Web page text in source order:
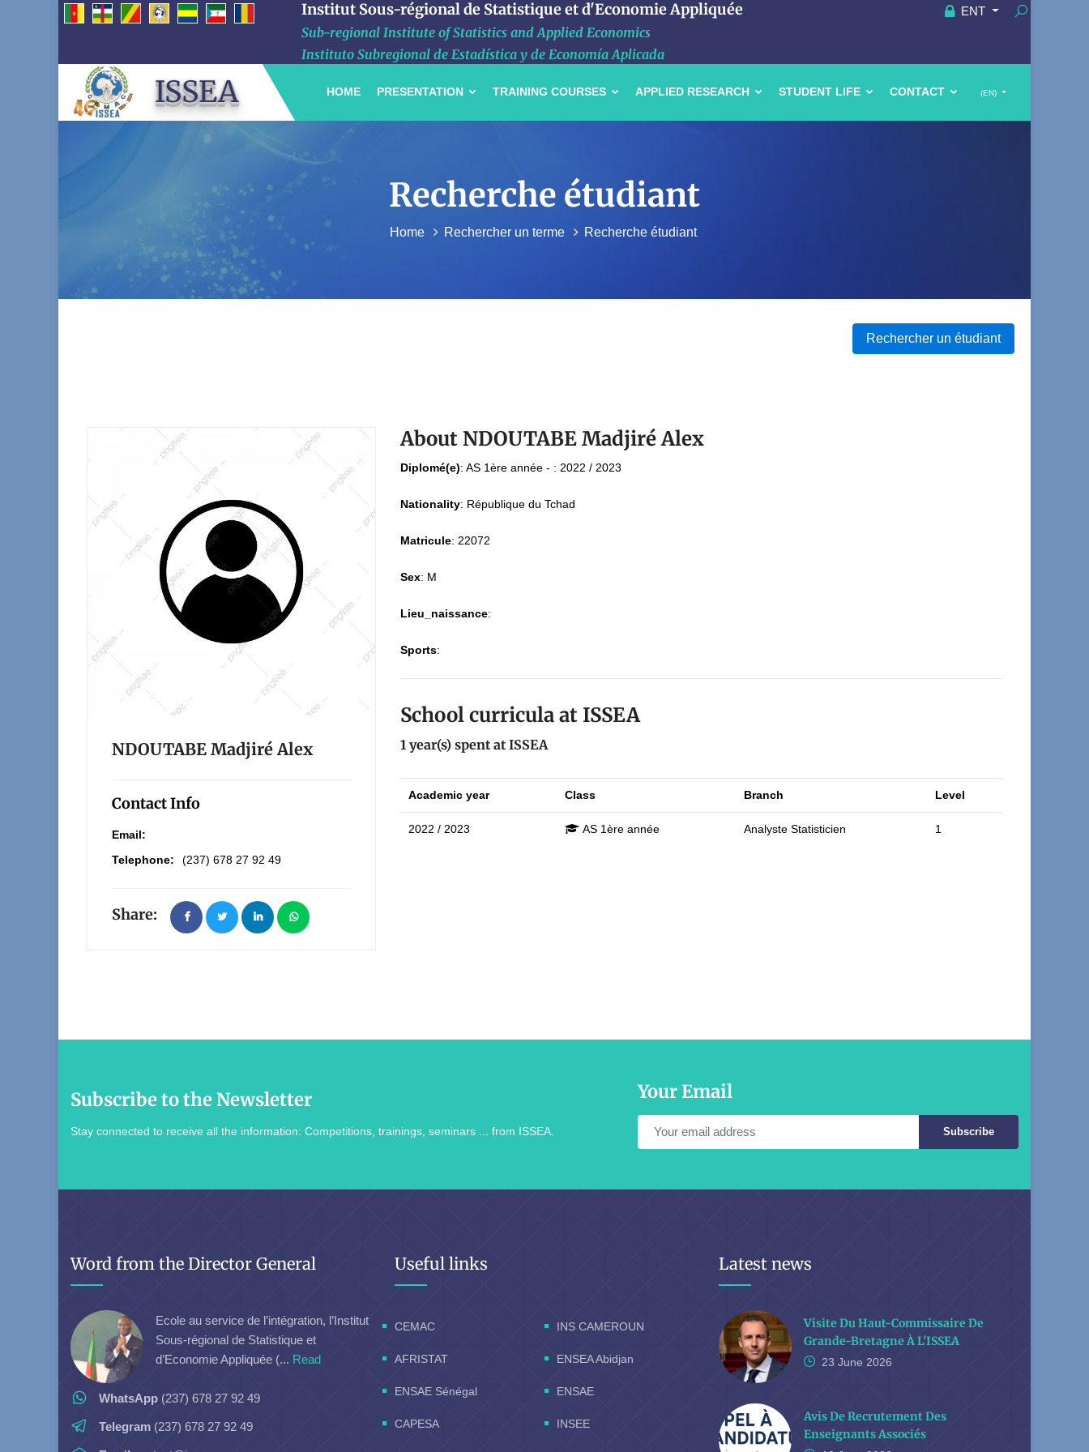
Institut Sous-régional de Statistique et d'Economie Appliquée
Sub-regional Institute of Statistics and Applied Economics
Instituto Subregional de Estadística y de Economía Aplicada
ENT
ISSEA (EN)
HOME PRESENTATION TRAINING COURSES APPLIED RESEARCH STUDENT LIFE CONTACT
Recherche étudiant
Home Rechercher un terme Recherche étudiant
Rechercher un étudiant
NDOUTABE Madjiré Alex
Contact Info
Email:
Telephone:
(237) 678 27 92 49
Share:
About NDOUTABE Madjiré Alex
Diplomé(e): AS 1ère année - : 2022 / 2023
Nationality: République du Tchad
Matricule: 22072
Sex: M
Lieu_naissance:
Sports:
School curricula at ISSEA
1 year(s) spent at ISSEA
Academic year Class Branch Level
2022 / 2023 AS 1ère année Analyste Statisticien 1
Subscribe to the Newsletter
Stay connected to receive all the information: Competitions, trainings, seminars ... from ISSEA.
Your Email
Subscribe
Word from the Director General
Ecole au service de l’intégration, l’Institut
Sous-régional de Statistique et
d’Economie Appliquée (... Read
WhatsApp (237) 678 27 92 49
Telegram (237) 678 27 92 49
Useful links
CEMAC INS CAMEROUN
AFRISTAT ENSEA Abidjan
ENSAE Sénégal ENSAE
CAPESA INSEE
Latest news
Visite Du Haut-Commissaire De
Grande-Bretagne À L'ISSEA
23 June 2026
Avis De Recrutement Des
Enseignants Associés